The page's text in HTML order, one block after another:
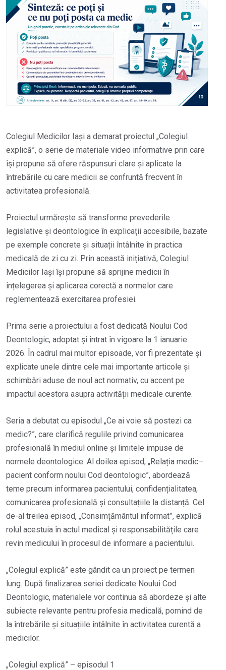
Colegiul Medicilor Iași a demarat proiectul „Colegiul
explică”, o serie de materiale video informative prin care
își propune să ofere răspunsuri clare și aplicate la
întrebările cu care medicii se confruntă frecvent în
activitatea profesională.
Proiectul urmărește să transforme prevederile
legislative și deontologice în explicații accesibile, bazate
pe exemple concrete și situații întâlnite în practica
medicală de zi cu zi. Prin această inițiativă, Colegiul
Medicilor Iași își propune să sprijine medicii în
înțelegerea și aplicarea corectă a normelor care
reglementează exercitarea profesiei.
Prima serie a proiectului a fost dedicată Noului Cod
Deontologic, adoptat și intrat în vigoare la 1 ianuarie
2026. În cadrul mai multor episoade, vor fi prezentate și
explicate unele dintre cele mai importante articole și
schimbări aduse de noul act normativ, cu accent pe
impactul acestora asupra activității medicale curente.
Seria a debutat cu episodul „Ce ai voie să postezi ca
medic?”, care clarifică regulile privind comunicarea
profesională în mediul online și limitele impuse de
normele deontologice. Al doilea episod, „Relația medic–
pacient conform noului Cod deontologic”, abordează
teme precum informarea pacientului, confidențialitatea,
comunicarea profesională și consultațiile la distanță. Cel
de-al treilea episod, „Consimțământul informat”, explică
rolul acestuia în actul medical și responsabilitățile care
revin medicului în procesul de informare a pacientului.
„Colegiul explică” este gândit ca un proiect pe termen
lung. După finalizarea seriei dedicate Noului Cod
Deontologic, materialele vor continua să abordeze și alte
subiecte relevante pentru profesia medicală, pornind de
la întrebările și situațiile întâlnite în activitatea curentă a
medicilor.
„Colegiul explică” – episodul 1